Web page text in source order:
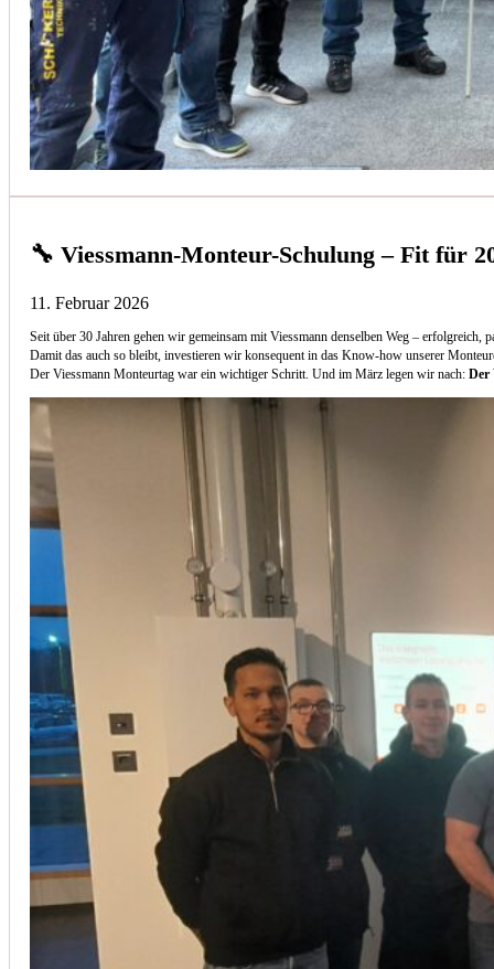
🔧 Viessmann-Monteur-Schulung – Fit für
11. Februar 2026
Seit über 30 Jahren gehen wir gemeinsam mit Viessmann denselben Weg – erfolgreich,
Damit das auch so bleibt, investieren wir konsequent in das Know-how unserer
Der Viessmann Monteurtag war ein wichtiger Schritt. Und im März legen wir nach:Der
Installation von Klimaanlagen
SERVICE
Wir legen großen Wert auf Qualität und
Kundenzufriedenheit. Bei der Installation von
Klimaanlagen verwenden wir nur hochwertige
Produkte führender Hersteller und gewährleisten,
dass jede Installation nicht nur effizient, sondern
auch energieeinsparend ist.